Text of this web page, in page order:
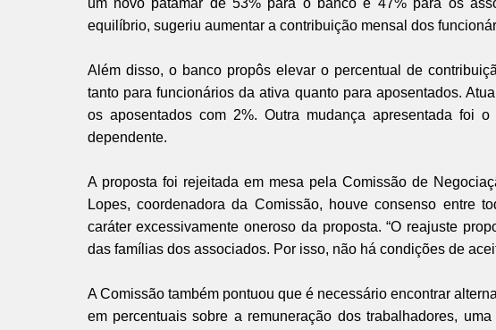
um novo patamar de 53% para o banco e 47% para os
equilíbrio, sugeriu aumentar a contribuição mensal dos
Além disso, o banco propôs elevar o percentual de
tanto para funcionários da ativa quanto para aposentados.
os aposentados com 2%. Outra mudança apresentada foi
dependente.
A proposta foi rejeitada em mesa pela Comissão de
Lopes, coordenadora da Comissão, houve consenso entre
caráter excessivamente oneroso da proposta. “O reajuste
das famílias dos associados. Por isso, não há condições de
A Comissão também pontuou que é necessário encontrar
em percentuais sobre a remuneração dos trabalhadores,